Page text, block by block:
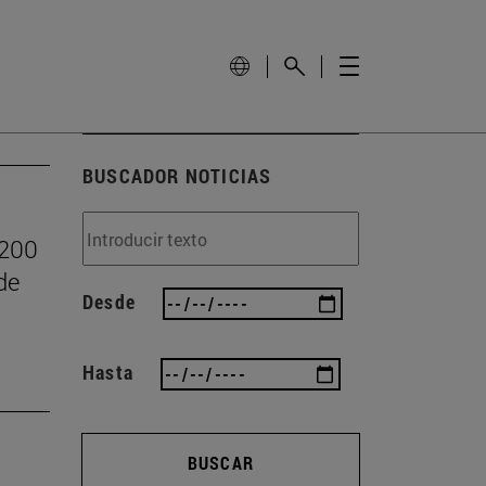
BUSCADOR NOTICIAS
Desde
Hasta
BUSCAR